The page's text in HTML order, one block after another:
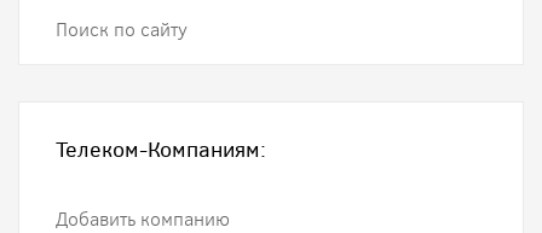
Поиск по сайту
Телеком-Компаниям:
Добавить компанию